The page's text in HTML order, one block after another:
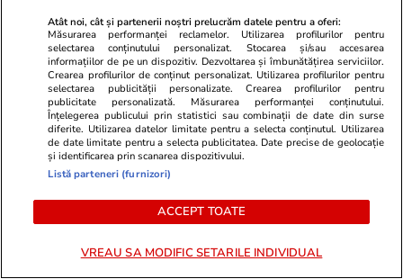
Share
Abonați-vă la canalul Libertatea de WhatsApp pentru
a fi la curent cu ultimele informații
Atât noi, cât și partenerii noștri prelucrăm datele pentru a oferi:
Măsurarea performanței reclamelor. Utilizarea profilurilor pentru
selectarea conținutului personalizat. Stocarea și/sau accesarea
informațiilor de pe un dispozitiv. Dezvoltarea și îmbunătățirea serviciilor.
Crearea profilurilor de conținut personalizat. Utilizarea profilurilor pentru
selectarea publicității personalizate. Crearea profilurilor pentru
publicitate personalizată. Măsurarea performanței conținutului.
Înțelegerea publicului prin statistici sau combinații de date din surse
diferite. Utilizarea datelor limitate pentru a selecta conținutul. Utilizarea
de date limitate pentru a selecta publicitatea. Date precise de geolocație
și identificarea prin scanarea dispozitivului.
Listă parteneri (furnizori)
ACCEPT TOATE
VREAU SA MODIFIC SETARILE INDIVIDUAL